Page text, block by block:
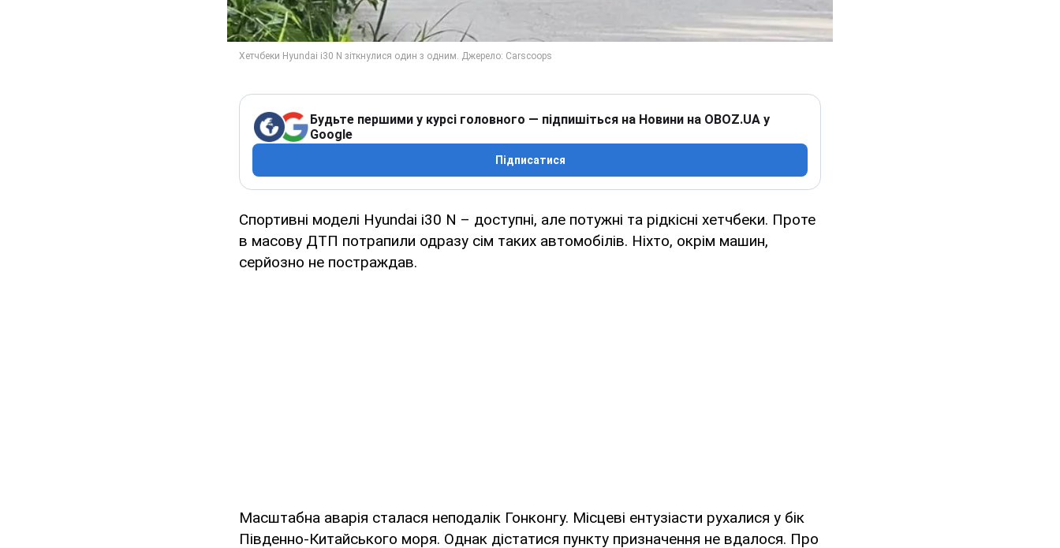
Будьте першими у курсі головного — підпишіться на Новини на OBOZ.UA у
Google
Підписатися
Спортивні моделі Hyundai i30 N – доступні, але потужні та рідкісні хетчбеки. Проте
в масову ДТП потрапили одразу сім таких автомобілів. Ніхто, окрім машин,
серйозно не постраждав.
Масштабна аварія сталася неподалік Гонконгу. Місцеві ентузіасти рухалися у бік
Південно-Китайського моря. Однак дістатися пункту призначення не вдалося. Про